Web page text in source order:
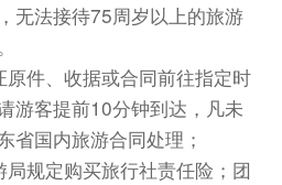
无法接待75周岁以上的旅游
件、收据或合同前往指定时
游客提前10分钟到达，凡未
省国内旅游合同处理；
规定购买旅行社责任险；团